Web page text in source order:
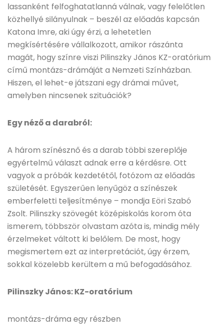
lassanként felfoghatatlanná válnak, vagy felelőtlen
közhellyé silányulnak – beszél az előadás kapcsán
Katona Imre, aki úgy érzi, a lehetetlen
megkísértésére vállalkozott, amikor rászánta
magát, hogy színre viszi Pilinszky János KZ-oratórium
című montázs-drámáját a Nemzeti Színházban.
Hiszen, el lehet-e játszani egy drámai művet,
amelyben nincsenek szituációk?
Egy néző a darabról:
A három színésznő és a darab többi szereplője
egyértelmű választ adnak erre a kérdésre. Ott
vagyok a próbák kezdetétől, fotózom az előadás
születését. Egyszerűen lenyűgöz a színészek
emberfeletti teljesítménye – mondja Eöri Szabó
Zsolt. Pilinszky szövegét középiskolás korom óta
ismerem, többször olvastam azóta is, mindig mély
érzelmeket váltott ki belőlem. De most, hogy
megismertem ezt az interpretációt, úgy érzem,
sokkal közelebb kerültem a mű befogadásához.
Pilinszky János: KZ-oratórium
montázs-dráma egy részben